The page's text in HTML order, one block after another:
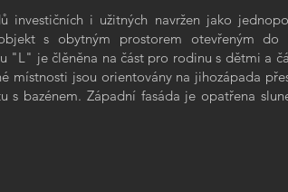
investičních i užitných navržen jako
s obytným prostorem otevřeným do
"L" je člěněna na část pro rodinu s dětmi a
místnosti jsou orientovány na jihozápada
s bazénem. Západní fasáda je opatřena